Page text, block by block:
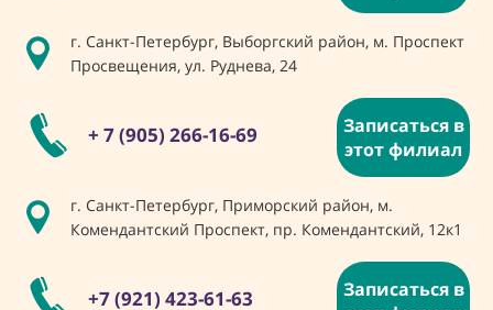
г. Санкт-Петербург, Выборгский район, м. Проспект
Просвещения, ул. Руднева, 24
+ 7 (905) 266-16-69
Записаться в
этот филиал
г. Санкт-Петербург, Приморский район, м.
Комендантский Проспект, пр. Комендантский, 12к1
+7 (921) 423-61-63
Записаться в